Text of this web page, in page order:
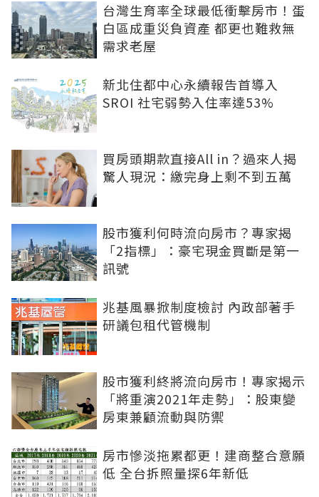
台灣生育率全球最低衝擊房市！蛋
白區成重災負資產 都更也難救無
需求老屋
新北住都中心永續報告首導入
SROI 社宅弱勢入住率達53%
買房頭期款直接All in？過來人揭
驚人現況：繳完身上剩不到五萬
股市獲利何時流向房市？專家揭
「2指標」：豪宅現金買斷是第一
訊號
兆基風暴掀制度檢討 內政部著手
研議包租代管機制
股市獲利終將流向房市！專家揭示
「將重演2021年走勢」：股東變
房東兼顧流動與防禦
房市慘淡拖累都更！建商整合意願
低 全台拆照量探6年新低